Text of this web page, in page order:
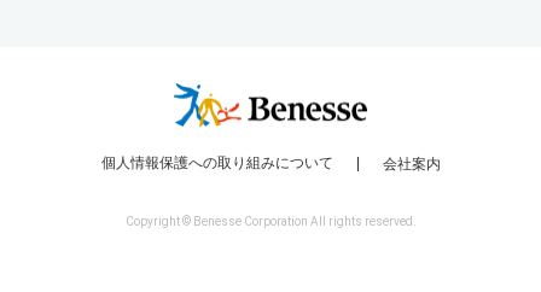
個人情報保護への取り組みについて 会社案内
Copyright © Benesse Corporation All rights reserved.